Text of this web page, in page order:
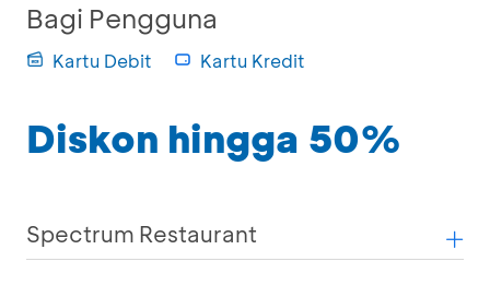
Bagi Pengguna
Kartu Debit Kartu Kredit
Diskon hingga 50%
Spectrum Restaurant